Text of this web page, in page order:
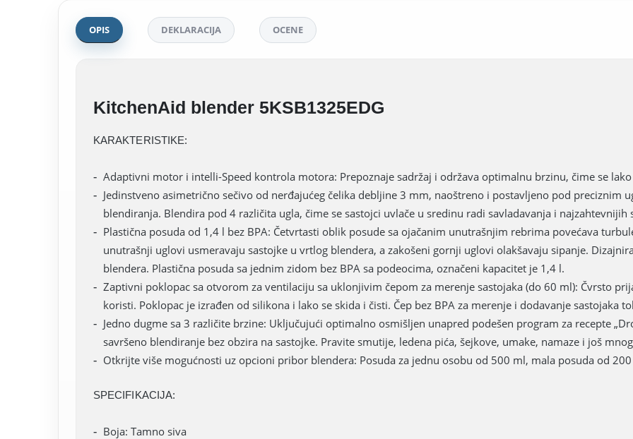
OPIS DEKLARACIJA OCENE
KitchenAid blender 5KSB1325EDG
KARAKTERISTIKE:
Adaptivni motor i intelli-Speed kontrola motora: Prepoznaje sadržaj i održava optimalnu brzinu, čime se
Jedinstveno asimetrično sečivo od nerđajućeg čelika debljine 3 mm, naoštreno i postavljeno pod preciznim
blendiranja. Blendira pod 4 različita ugla, čime se sastojci uvlače u sredinu radi savladavanja i najzahtevnijih
Plastična posuda od 1,4 l bez BPA: Četvrtasti oblik posude sa ojačanim unutrašnjim rebrima povećava
unutrašnji uglovi usmeravaju sastojke u vrtlog blendera, a zakošeni gornji uglovi olakšavaju sipanje.
blendera. Plastična posuda sa jednim zidom bez BPA sa podeocima, označeni kapacitet je 1,4 l.
Zaptivni poklopac sa otvorom za ventilaciju sa uklonjivim čepom za merenje sastojaka (do 60 ml): Čvrsto
koristi. Poklopac je izrađen od silikona i lako se skida i čisti. Čep bez BPA za merenje i dodavanje sastojaka
Jedno dugme sa 3 različite brzine: Uključujući optimalno osmišljen unapred podešen program za recepte
savršeno blendiranje bez obzira na sastojke. Pravite smutije, ledena pića, šejkove, umake, namaze i još
Otkrijte više mogućnosti uz opcioni pribor blendera: Posuda za jednu osobu od 500 ml, mala posuda od
SPECIFIKACIJA:
Boja: Tamno siva